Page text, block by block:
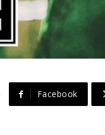
Facebook